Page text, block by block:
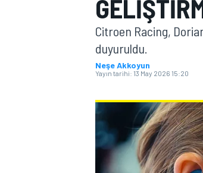
MOTOGP
Citroen Racing,
duyuruldu.
Neşe Akkoyun
Yayın tarihi: 13 May 2026 15:20